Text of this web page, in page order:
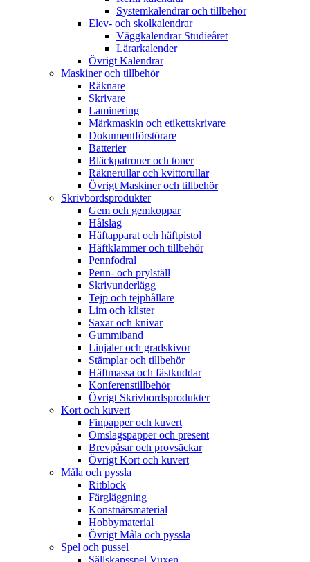
Systemkalendrar och tillbehör
Elev- och skolkalendrar
Väggkalendrar Studieåret
Lärarkalender
Övrigt Kalendrar
Maskiner och tillbehör
Räknare
Skrivare
Laminering
Märkmaskin och etikettskrivare
Dokumentförstörare
Batterier
Bläckpatroner och toner
Räknerullar och kvittorullar
Övrigt Maskiner och tillbehör
Skrivbordsprodukter
Gem och gemkoppar
Hålslag
Häftapparat och häftpistol
Häftklammer och tillbehör
Pennfodral
Penn- och prylställ
Skrivunderlägg
Tejp och tejphållare
Lim och klister
Saxar och knivar
Gummiband
Linjaler och gradskivor
Stämplar och tillbehör
Häftmassa och fästkuddar
Konferenstillbehör
Övrigt Skrivbordsprodukter
Kort och kuvert
Finpapper och kuvert
Omslagspapper och present
Brevpåsar och provsäckar
Övrigt Kort och kuvert
Måla och pyssla
Ritblock
Färgläggning
Konstnärsmaterial
Hobbymaterial
Övrigt Måla och pyssla
Spel och pussel
Sällskapsspel Vuxen